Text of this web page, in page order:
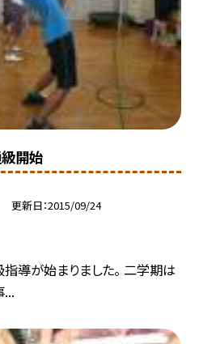
開始
更新日 2015/09/24
指導が始まりました。 二学期は
...